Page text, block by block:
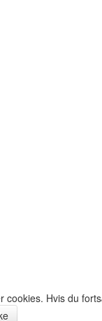
cookies. Hvis du